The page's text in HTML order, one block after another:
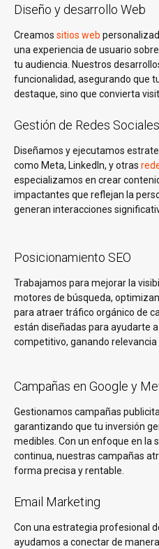
Diseño y desarrollo Web
Creamos sitios web
una experiencia de usuario
tu audiencia. Nuestros
funcionalidad, asegurando que
destaque, sino que convierta
Gestión de Redes Sociales
Diseñamos y ejecutamos
como Meta, LinkedIn, y otras
especializamos en crear
impactantes que reflejan la
generan interacciones
Posicionamiento SEO
Trabajamos para mejorar la
motores de búsqueda,
para atraer tráfico orgánico de
están diseñadas para ayudarte
competitivo, ganando
Campañas en Google y
Gestionamos campañas
garantizando que tu inversión
medibles. Con un enfoque en la
continua, nuestras campañas
forma precisa y rentable.
Email Marketing
Con una estrategia profesional
ayudamos a conectar de